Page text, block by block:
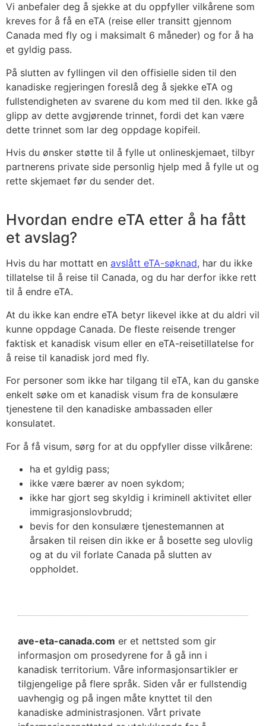
Vi anbefaler deg å sjekke at du oppfyller vilkårene som
kreves for å få en eTA (reise eller transitt gjennom
Canada med fly og i maksimalt 6 måneder) og for å ha
et gyldig pass.
På slutten av fyllingen vil den offisielle siden til den
kanadiske regjeringen foreslå deg å sjekke eTA og
fullstendigheten av svarene du kom med til den. Ikke gå
glipp av dette avgjørende trinnet, fordi det kan være
dette trinnet som lar deg oppdage kopifeil.
Hvis du ønsker støtte til å fylle ut onlineskjemaet, tilbyr
partnerens private side personlig hjelp med å fylle ut og
rette skjemaet før du sender det.
Hvordan endre eTA etter å ha fått
et avslag?
Hvis du har mottatt en avslått eTA-søknad, har du ikke
tillatelse til å reise til Canada, og du har derfor ikke rett
til å endre eTA.
At du ikke kan endre eTA betyr likevel ikke at du aldri vil
kunne oppdage Canada. De fleste reisende trenger
faktisk et kanadisk visum eller en eTA-reisetillatelse for
å reise til kanadisk jord med fly.
For personer som ikke har tilgang til eTA, kan du ganske
enkelt søke om et kanadisk visum fra de konsulære
tjenestene til den kanadiske ambassaden eller
konsulatet.
For å få visum, sørg for at du oppfyller disse vilkårene:
ha et gyldig pass;
ikke være bærer av noen sykdom;
ikke har gjort seg skyldig i kriminell aktivitet eller
immigrasjonslovbrudd;
bevis for den konsulære tjenestemannen at
årsaken til reisen din ikke er å bosette seg ulovlig
og at du vil forlate Canada på slutten av
oppholdet.
ave-eta-canada.com er et nettsted som gir
informasjon om prosedyrene for å gå inn i
kanadisk territorium. Våre informasjonsartikler er
tilgjengelige på flere språk. Siden vår er fullstendig
uavhengig og på ingen måte knyttet til den
kanadiske administrasjonen. Vårt private